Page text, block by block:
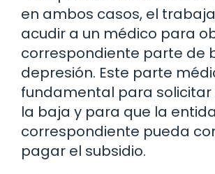
en ambos casos, el
acudir a un médico para
correspondiente parte de
depresión. Este parte
fundamental para solicitar
la baja y para que la
correspondiente pueda
pagar el subsidio.